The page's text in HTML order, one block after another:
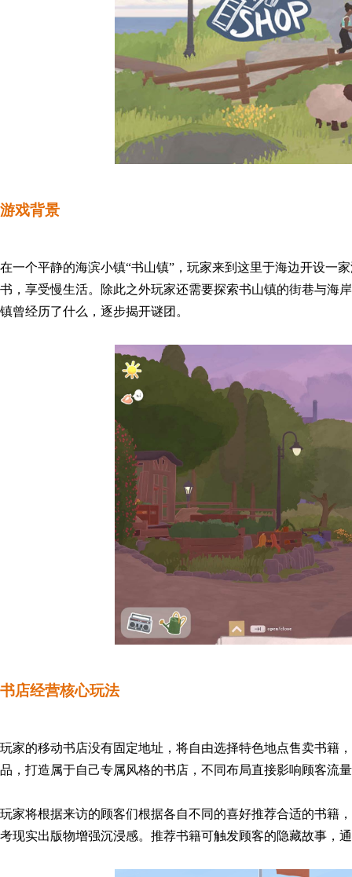
游戏背景
在一个平静的海滨小镇“书山镇”， 玩家来到这里于海边开设一
书，享受慢生活。除此之外玩家还需要探索书山镇的街巷与海
镇曾经历了什么，逐步揭开谜团。
书店经营核心玩法
玩家的移动书店没有固定地址，将自由选择特色地点售卖书籍，
品， 打造属于自己专属风格的书店， 不同布局直接影响顾客流
玩家将根据来访的顾客们根据各自不同的喜好推荐合适的书籍
考现实出版物增强沉浸感。推荐书籍可触发顾客的隐藏故事，